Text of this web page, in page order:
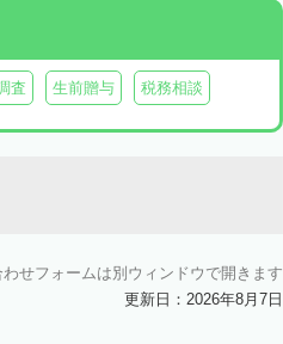
査 生前贈与 税務相談
せフォームは別ウィンドウで開きます
更新日：2026年8月7日